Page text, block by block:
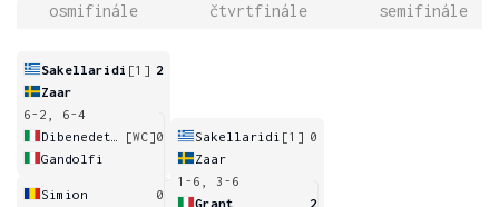
osmifinále čtvrtfinále semifinále
Sakellaridi [1] 2
Zaar
6-2, 6-4
[WC]0
Gandolfi
Simion
0
Sakellaridi [1] 0
Zaar
1-6, 3-6
Grant
2